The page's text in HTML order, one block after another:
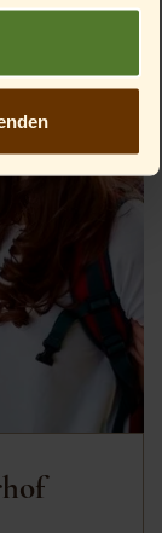
das Risiko,
und
– unter
nicht in
Eltern
diese